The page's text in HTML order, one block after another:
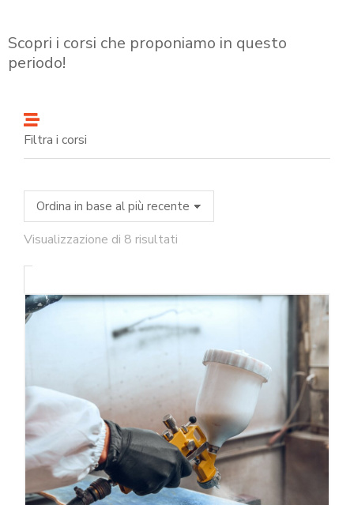
Scopri i corsi che proponiamo in questo
periodo!
Filtra i corsi
Visualizzazione di 8 risultati